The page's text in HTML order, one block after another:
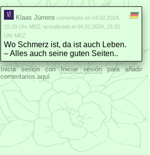
Klaas Jürrens comentado en 04.02.2024,
15:29 Uhr MEZ; actualizado el 04.02.2024, 15:32
Uhr MEZ
Wo Schmerz ist, da ist auch Leben.
– Alles auch seine guten Seiten..
Inicia sesión conIniciar sesiónpara añadir
comentarios aquí.